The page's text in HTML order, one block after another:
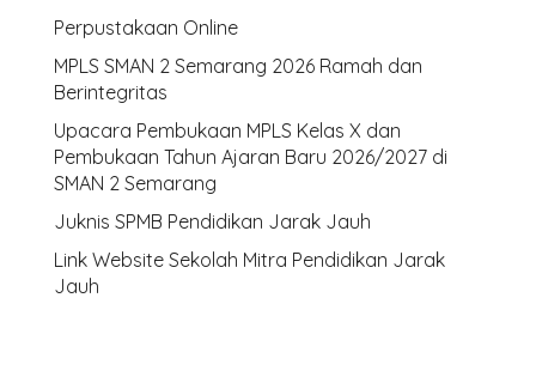
Perpustakaan Online
MPLS SMAN 2 Semarang 2026 Ramah dan
Berintegritas
Upacara Pembukaan MPLS Kelas X dan
Pembukaan Tahun Ajaran Baru 2026/2027 di
SMAN 2 Semarang
Juknis SPMB Pendidikan Jarak Jauh
Link Website Sekolah Mitra Pendidikan Jarak
Jauh